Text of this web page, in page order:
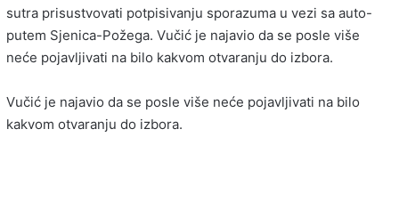
sutra prisustvovati potpisivanju sporazuma u vezi sa auto-
putem Sjenica-Požega. Vučić je najavio da se posle više
neće pojavljivati na bilo kakvom otvaranju do izbora.
Vučić je najavio da se posle više neće pojavljivati na bilo
kakvom otvaranju do izbora.